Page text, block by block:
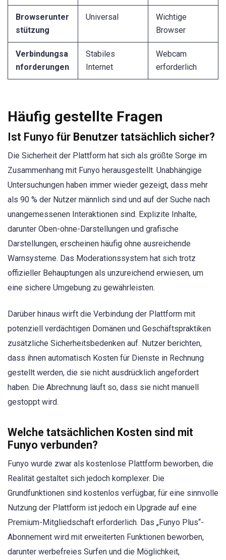
Browserunter
stützung
Universal
Wichtige
Browser
Verbindungsa
nforderungen
Stabiles
Internet
Webcam
erforderlich
Häufig gestellte Fragen
Ist Funyo für Benutzer tatsächlich sicher?
Die Sicherheit der Plattform hat sich als größte Sorge im
Zusammenhang mit Funyo herausgestellt. Unabhängige
Untersuchungen haben immer wieder gezeigt, dass mehr
als 90 % der Nutzer männlich sind und auf der Suche nach
unangemessenen Interaktionen sind. Explizite Inhalte,
darunter Oben-ohne-Darstellungen und grafische
Darstellungen, erscheinen häufig ohne ausreichende
Warnsysteme. Das Moderationssystem hat sich trotz
offizieller Behauptungen als unzureichend erwiesen, um
eine sichere Umgebung zu gewährleisten.
Darüber hinaus wirft die Verbindung der Plattform mit
potenziell verdächtigen Domänen und Geschäftspraktiken
zusätzliche Sicherheitsbedenken auf. Nutzer berichten,
dass ihnen automatisch Kosten für Dienste in Rechnung
gestellt werden, die sie nicht ausdrücklich angefordert
haben. Die Abrechnung läuft so, dass sie nicht manuell
gestoppt wird.
Welche tatsächlichen Kosten sind mit
Funyo verbunden?
Funyo wurde zwar als kostenlose Plattform beworben, die
Realität gestaltet sich jedoch komplexer. Die
Grundfunktionen sind kostenlos verfügbar, für eine sinnvolle
Nutzung der Plattform ist jedoch ein Upgrade auf eine
Premium-Mitgliedschaft erforderlich. Das „Funyo Plus“-
Abonnement wird mit erweiterten Funktionen beworben,
darunter werbefreies Surfen und die Möglichkeit,